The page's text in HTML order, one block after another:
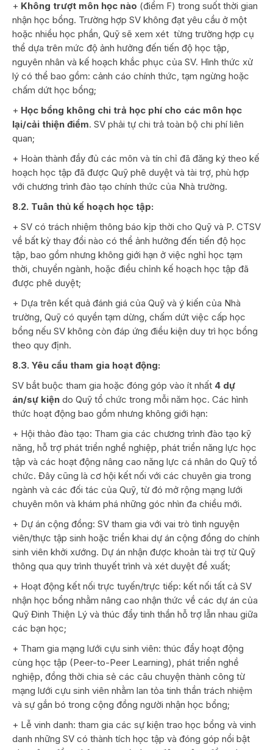
+ Không trượt môn học nào (điểm F) trong suốt thời gian
nhận học bổng. Trường hợp SV không đạt yêu cầu ở một
hoặc nhiều học phần, Quỹ sẽ xem xét từng trường hợp cụ
thể dựa trên mức độ ảnh hưởng đến tiến độ học tập,
nguyên nhân và kế hoạch khắc phục của SV. Hình thức xử
lý có thể bao gồm: cảnh cáo chính thức, tạm ngừng hoặc
chấm dứt học bổng;
+ Học bổng không chi trả học phí cho các môn học
lại/cải thiện điểm. SV phải tự chi trả toàn bộ chi phí liên
quan;
+ Hoàn thành đầy đủ các môn và tín chỉ đã đăng ký theo kế
hoạch học tập đã được Quỹ phê duyệt và tài trợ, phù hợp
với chương trình đào tạo chính thức của Nhà trường.
8.2. Tuân thủ kế hoạch học tập:
+ SV có trách nhiệm thông báo kịp thời cho Quỹ và P. CTSV
về bất kỳ thay đổi nào có thể ảnh hưởng đến tiến độ học
tập, bao gồm nhưng không giới hạn ở việc nghỉ học tạm
thời, chuyển ngành, hoặc điều chỉnh kế hoạch học tập đã
được phê duyệt;
+ Dựa trên kết quả đánh giá của Quỹ và ý kiến của Nhà
trường, Quỹ có quyền tạm dừng, chấm dứt việc cấp học
bổng nếu SV không còn đáp ứng điều kiện duy trì học bổng
theo quy định.
8.3. Yêu cầu tham gia hoạt động:
SV bắt buộc tham gia hoặc đóng góp vào ít nhất 4 dự
án/sự kiện do Quỹ tổ chức trong mỗi năm học. Các hình
thức hoạt động bao gồm nhưng không giới hạn:
+ Hội thảo đào tạo: Tham gia các chương trình đào tạo kỹ
năng, hỗ trợ phát triển nghề nghiệp, phát triển năng lực học
tập và các hoạt động nâng cao năng lực cá nhân do Quỹ tổ
chức. Đây cũng là cơ hội kết nối với các chuyên gia trong
ngành và các đối tác của Quỹ, từ đó mở rộng mạng lưới
chuyên môn và khám phá những góc nhìn đa chiều mới.
+ Dự án cộng đồng: SV tham gia với vai trò tình nguyện
viên/thực tập sinh hoặc triển khai dự án cộng đồng do chính
sinh viên khởi xướng. Dự án nhận được khoản tài trợ từ Quỹ
thông qua quy trình thuyết trình và xét duyệt đề xuất;
+ Hoạt động kết nối trực tuyến/trực tiếp: kết nối tất cả SV
nhận học bổng nhằm nâng cao nhận thức về các dự án của
Quỹ Đinh Thiện Lý và thúc đẩy tinh thần hỗ trợ lẫn nhau giữa
các bạn học;
+ Tham gia mạng lưới cựu sinh viên: thúc đẩy hoạt động
cùng học tập (Peer-to-Peer Learning), phát triển nghề
nghiệp, đồng thời chia sẻ các câu chuyện thành công từ
mạng lưới cựu sinh viên nhằm lan tỏa tinh thần trách nhiệm
và sự gắn bó trong cộng đồng người nhận học bổng;
+ Lễ vinh danh: tham gia các sự kiện trao học bổng và vinh
danh những SV có thành tích học tập và đóng góp nổi bật